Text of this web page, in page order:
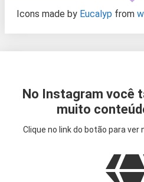
Icons made by Eucalyp from
No Instagram você
muito
Clique no link do botão para